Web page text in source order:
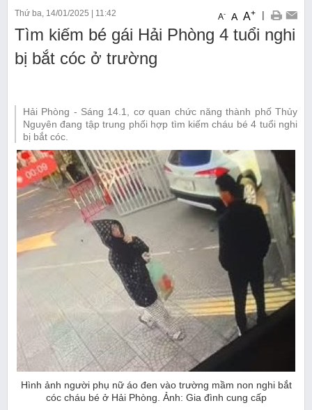
Thứ ba, 14/01/2025 | 11:42 A- A A+ |
Tìm kiếm bé gái Hải Phòng 4 tuổi nghi
bị bắt cóc ở trường
Hải Phòng - Sáng 14.1, cơ quan chức năng thành phố Thủy
Nguyên đang tập trung phối hợp tìm kiếm cháu bé 4 tuổi nghi
bị bắt cóc.
Hình ảnh người phụ nữ áo đen vào trường mầm non nghi bắt
cóc cháu bé ở Hải Phòng. Ảnh: Gia đình cung cấp